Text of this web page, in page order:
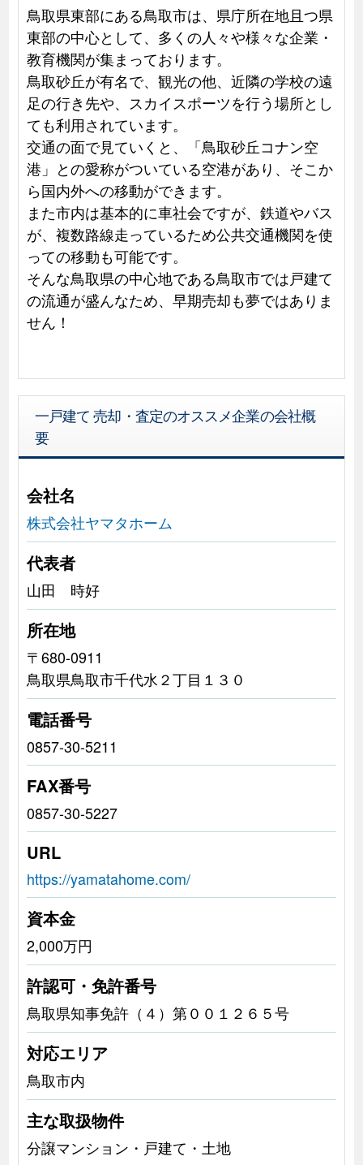
鳥取県東部にある鳥取市は、県庁所在地且つ県
東部の中心として、多くの人々や様々な企業・
教育機関が集まっております。
鳥取砂丘が有名で、観光の他、近隣の学校の遠
足の行き先や、スカイスポーツを行う場所とし
ても利用されています。
交通の面で見ていくと、「鳥取砂丘コナン空
港」との愛称がついている空港があり、そこか
ら国内外への移動ができます。
また市内は基本的に車社会ですが、鉄道やバス
が、複数路線走っているため公共交通機関を使
っての移動も可能です。
そんな鳥取県の中心地である鳥取市では戸建て
の流通が盛んなため、早期売却も夢ではありま
せん！
一戸建て 売却・査定のオススメ企業の会社概
要
会社名
株式会社ヤマタホーム
代表者
山田 時好
所在地
〒680-0911
鳥取県鳥取市千代水２丁目１３０
電話番号
0857-30-5211
FAX番号
0857-30-5227
URL
https://yamatahome.com/
資本金
2,000万円
許認可・免許番号
鳥取県知事免許（４）第００１２６５号
対応エリア
鳥取市内
主な取扱物件
分譲マンション・戸建て・土地